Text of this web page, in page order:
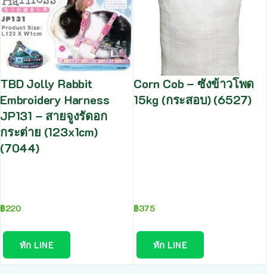
TBD Jolly Rabbit
Embroidery Harness
JP131 – สายจูงรัดอก
กระต่าย (123x1cm)
(7044)
฿220
ทัก LINE
Corn Cob – ซังข้าวโพด
15kg (กระสอบ) (6527)
฿375
ทัก LINE